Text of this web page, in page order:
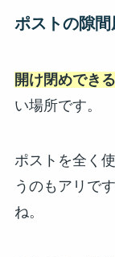
ポストの隙
開け閉めでき
い場所です。
ポストを全く
うのもアリで
ね。